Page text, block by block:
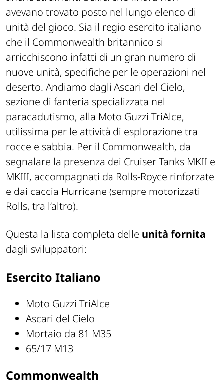
avevano trovato posto nel lungo elenco di
unità del gioco. Sia il regio esercito italiano
che il Commonwealth britannico si
arricchiscono infatti di un gran numero di
nuove unità, specifiche per le operazioni nel
deserto. Andiamo dagli Ascari del Cielo,
sezione di fanteria specializzata nel
paracadutismo, alla Moto Guzzi TriAlce,
utilissima per le attività di esplorazione tra
rocce e sabbia. Per il Commonwealth, da
segnalare la presenza dei Cruiser Tanks MKII e
MKIII, accompagnati da Rolls-Royce rinforzate
e dai caccia Hurricane (sempre motorizzati
Rolls, tra l’altro).
Questa la lista completa delle unità fornita
dagli sviluppatori:
Esercito Italiano
Moto Guzzi TriAlce
Ascari del Cielo
Mortaio da 81 M35
65/17 M13
Commonwealth